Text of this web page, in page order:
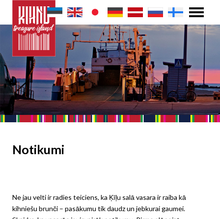
Notikumi
Ne jau velti ir radies teiciens, ka Ķīļu salā vasara ir raiba kā
kihniešu brunči – pasākumu tik daudz un jebkurai gaumei.